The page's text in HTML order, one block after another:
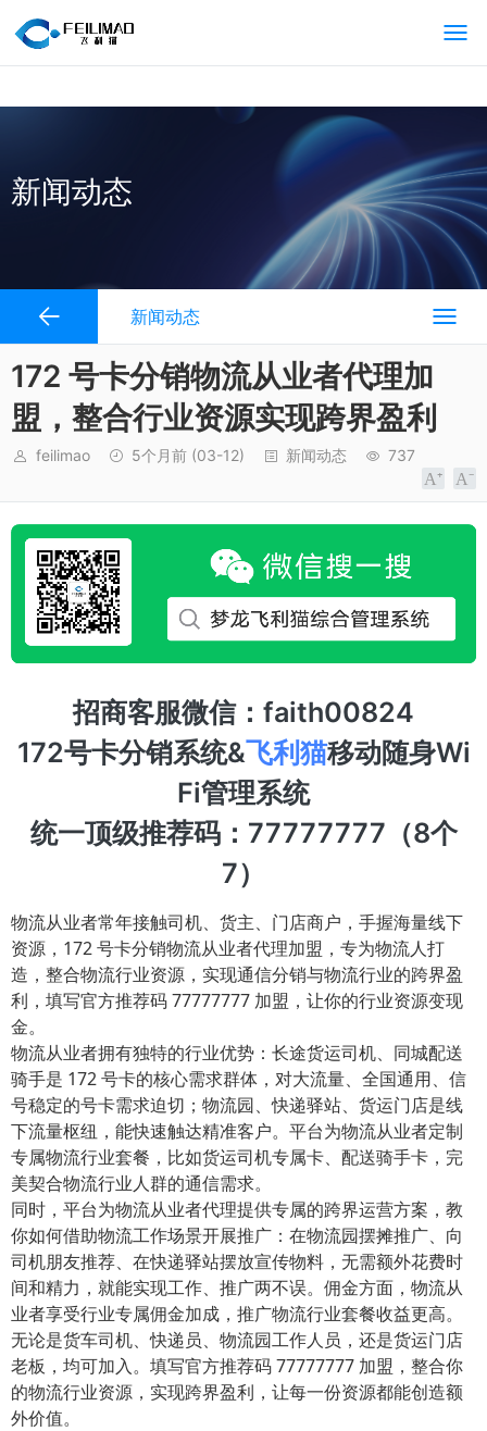
东飞利猫网络科技有限公司
新闻动态
新闻动态
172 号卡分销物流从业者代理加
盟，整合行业资源实现跨界盈利
feilimao 5个月前 (03-12) 新闻动态 737
招商客服微信：faith00824
172号卡分销系统&飞利猫移动随身Wi
Fi管理系统
统一顶级推荐码：77777777（8个
7）
物流从业者常年接触司机、货主、门店商户，手握海量线下
资源，172 号卡分销物流从业者代理加盟，专为物流人打
造，整合物流行业资源，实现通信分销与物流行业的跨界盈
利，填写官方推荐码 77777777 加盟，让你的行业资源变现
金。
物流从业者拥有独特的行业优势：长途货运司机、同城配送
骑手是 172 号卡的核心需求群体，对大流量、全国通用、信
号稳定的号卡需求迫切；物流园、快递驿站、货运门店是线
下流量枢纽，能快速触达精准客户。平台为物流从业者定制
专属物流行业套餐，比如货运司机专属卡、配送骑手卡，完
美契合物流行业人群的通信需求。
同时，平台为物流从业者代理提供专属的跨界运营方案，教
你如何借助物流工作场景开展推广：在物流园摆摊推广、向
司机朋友推荐、在快递驿站摆放宣传物料，无需额外花费时
间和精力，就能实现工作、推广两不误。佣金方面，物流从
业者享受行业专属佣金加成，推广物流行业套餐收益更高。
无论是货车司机、快递员、物流园工作人员，还是货运门店
老板，均可加入。填写官方推荐码 77777777 加盟，整合你
的物流行业资源，实现跨界盈利，让每一份资源都能创造额
外价值。